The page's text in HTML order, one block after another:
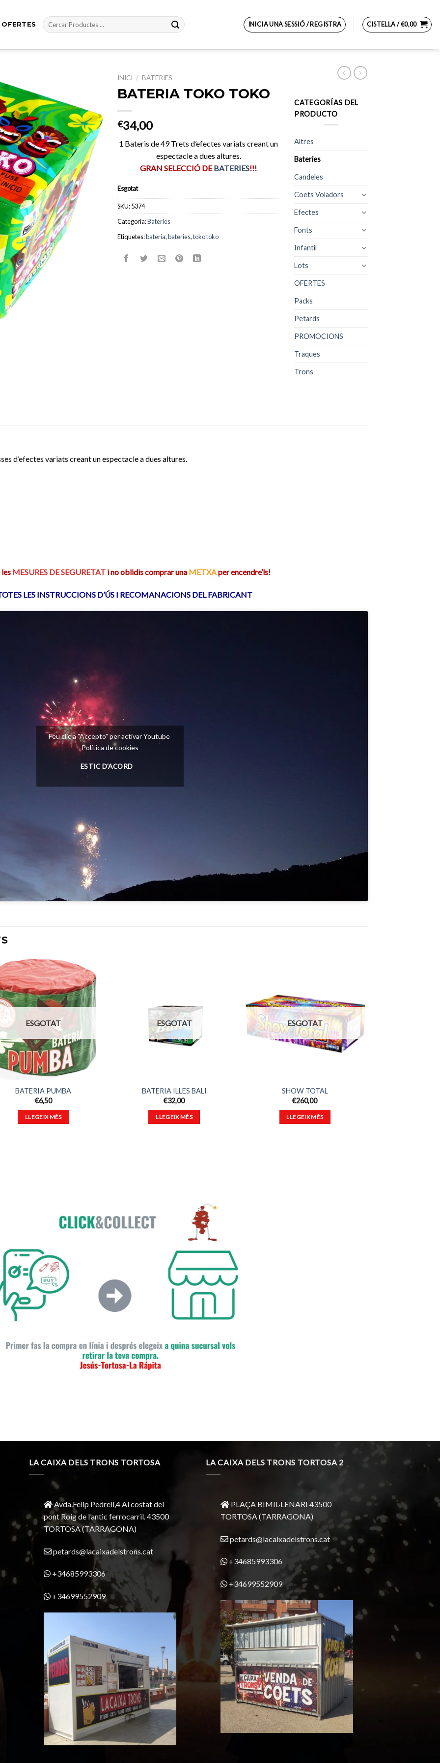
OFERTES
Cerca: INICIA UNA SESSIÓ / REGISTRA CISTELLA /€0,00
Afegeix
a
favorits
INICI / BATERIES
BATERIA TOKO TOKO
€34,00
1 Bateris de 49 Trets d’efectes variats creant un
espectacle a dues altures.
GRAN SELECCIÓ DEBATERIES!!!
Esgotat
SKU:5374
Categoria:Bateries
Etiquetes:bateria,bateries,toko toko
CATEGORÍAS DEL
PRODUCTO
Altres
Bateries
Candeles
Coets Voladors
Efectes
Fonts
Infantil
Lots
OFERTES
Packs
Petards
PROMOCIONS
Traques
Trons
d’efectes variats creant un espectacle a dues altures.
MESURES DE SEGURETAT i no oblidis comprar una METXAper encendre’ls!
LES INSTRUCCIONS D’ÚS I RECOMANACIONS DEL FABRICANT
Feu clic a "Accepto" per activar Youtube
Política de cookies
ESTIC D'ACORD
Afegeix
ESGOTAT
BATERIA PUMBA
€6,50
LLEGEIX MÉS
ESGOTAT
BATERIA ILLES BALI
€32,00
LLEGEIX MÉS
Afegeix
a
favorits
ESGOTAT
SHOW TOTAL
€260,00
LLEGEIX MÉS
LA CAIXA DELS TRONS TORTOSA
Avda.Felip Pedrell,4 Al costat del
pont Roig de l’antic ferrocarril.43500
TORTOSA(TARRAGONA)
petards@lacaixadelstrons.cat
+34685993306
+34699552909
LA CAIXA DELS TRONS TORTOSA 2
PLAÇA BIMIL·LENARI 43500
TORTOSA (TARRAGONA)
petards@lacaixadelstrons.cat
+34685993306
+34699552909